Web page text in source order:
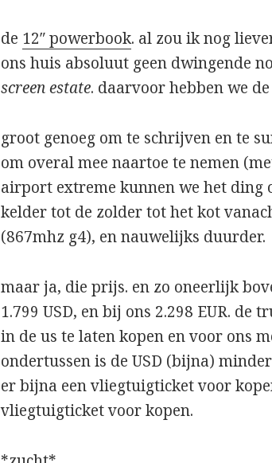
de 12″ powerbook. al zou ik nog
ons huis absoluut geen dwingende
screen estate. daarvoor hebben we
groot genoeg om te schrijven en te
om overal mee naartoe te nemen
airport extreme kunnen we het ding
kelder tot de zolder tot het kot
(867mhz g4), en nauwelijks duurder.
maar ja, die prijs. en zo oneerlijk
1.799 USD, en bij ons 2.298 EUR.
in de us te laten kopen en voor ons
ondertussen is de USD (bijna)
er bijna een vliegtuigticket voor
vliegtuigticket voor kopen.